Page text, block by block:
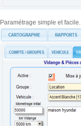
Paramétrage simple et facile.